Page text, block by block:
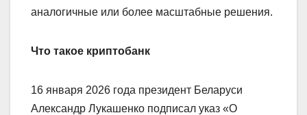
аналогичные или более масштабные решения.
Что такое криптобанк
16 января 2026 года президент Беларуси
Александр Лукашенко подписал указ «О